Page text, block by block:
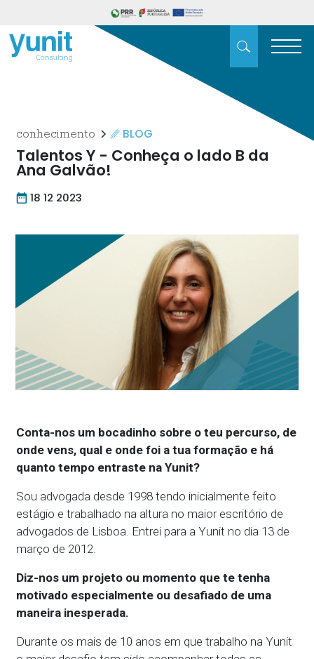
conhecimento BLOG
Talentos Y - Conheça o lado B da
Ana Galvão!
18 12 2023
Conta-nos um bocadinho sobre o teu percurso, de
onde vens, qual e onde foi a tua formação e há
quanto tempo entraste na Yunit?
Sou advogada desde 1998 tendo inicialmente feito
estágio e trabalhado na altura no maior escritório de
advogados de Lisboa. Entrei para a Yunit no dia 13 de
março de 2012.
Diz-nos um projeto ou momento que te tenha
motivado especialmente ou desafiado de uma
maneira inesperada.
Durante os mais de 10 anos em que trabalho na Yunit